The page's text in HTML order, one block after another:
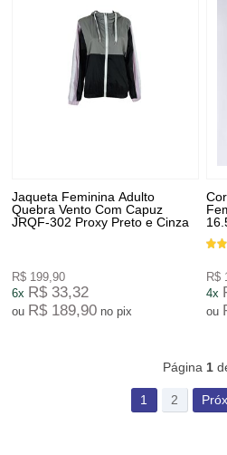
Jaqueta Feminina Adulto
Quebra Vento Com Capuz
JRQF-302 Proxy Preto e Cinza
R$ 199,90
6x R$ 33,32
ou R$ 189,90 no pix
R$
4x
ou
Página 1
1 2